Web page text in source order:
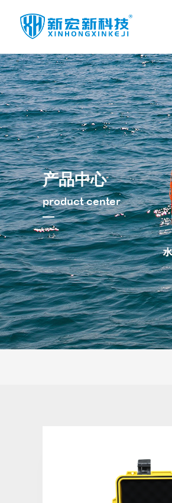
产品中心
product center